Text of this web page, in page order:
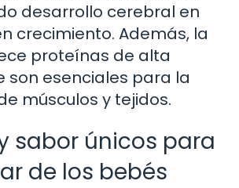
desarrollo cerebral en
crecimiento. Además, la
proteínas de alta
son esenciales para la
músculos y tejidos.
sabor únicos para
de los bebés